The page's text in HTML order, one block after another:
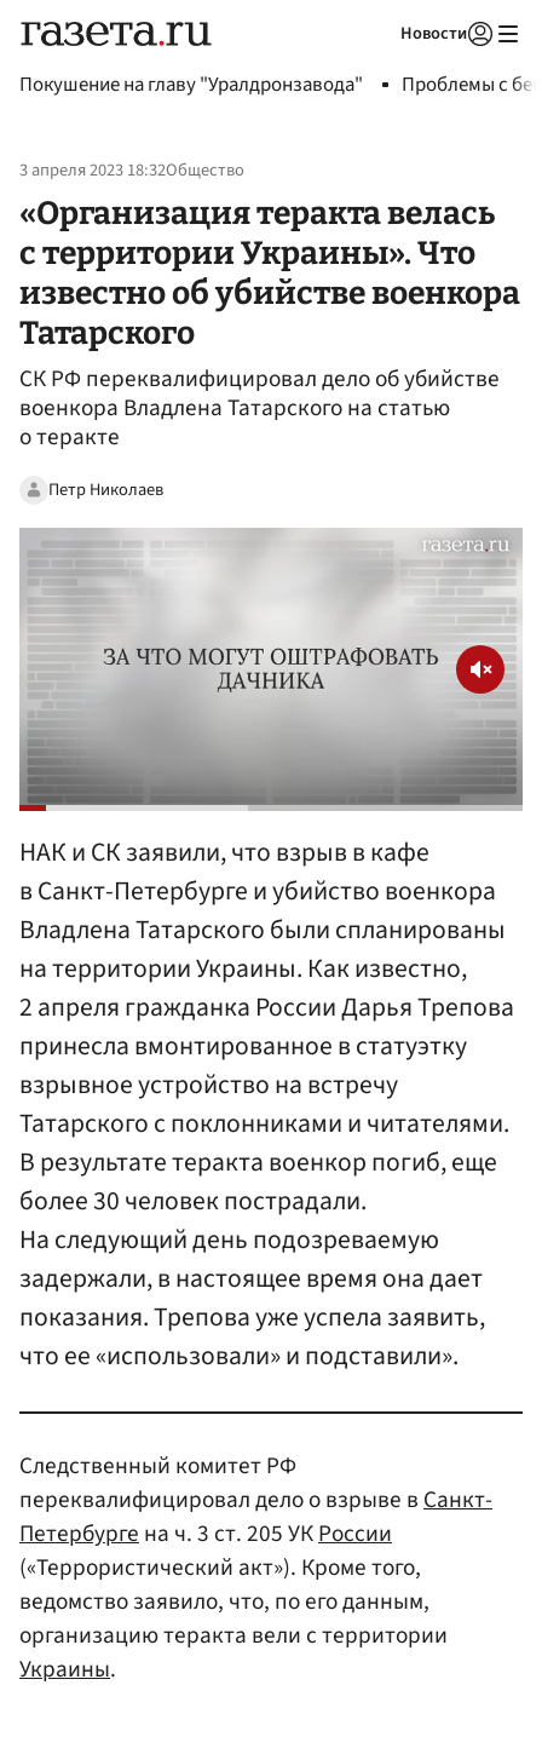
Новости
Покушение на главу "Уралдронзавода" Проблемы с
3 апреля 2023 18:32Общество
«Организация теракта велась
с территории Украины». Что
известно об убийстве военкора
Татарского
СК РФ переквалифицировал дело об убийстве
военкора Владлена Татарского на статью
о теракте
Петр Николаев
НАК и СК заявили, что взрыв в кафе
в Санкт-Петербурге и убийство военкора
Владлена Татарского были спланированы
на территории Украины. Как известно,
2 апреля гражданка России Дарья Трепова
принесла вмонтированное в статуэтку
взрывное устройство на встречу
Татарского с поклонниками и читателями.
В результате теракта военкор погиб, еще
более 30 человек пострадали.
На следующий день подозреваемую
задержали, в настоящее время она дает
показания. Трепова уже успела заявить,
что ее «использовали» и подставили».
Следственный комитет РФ
переквалифицировал дело о взрыве в Санкт-
Петербурге на ч. 3 ст. 205 УКРоссии
(«Террористический акт»). Кроме того,
ведомство заявило, что, по его данным,
организацию теракта вели с территории
Украины.